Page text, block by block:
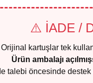
⚠️ İADE /
Orijinal kartuşlar tek
Ürün ambalajı
talebi öncesinde